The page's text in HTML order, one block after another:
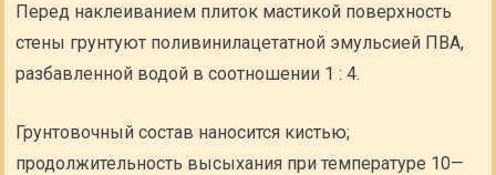
Перед наклеиванием плиток мастикой поверхность
стены грунтуют поливинилацетатной эмульсией ПВА,
разбавленной водой в соотношении 1 : 4.
Грунтовочный состав наносится кистью;
продолжительность высыхания при температуре 10—